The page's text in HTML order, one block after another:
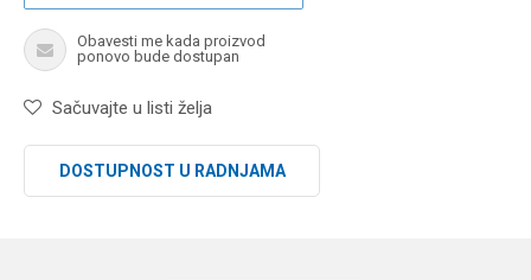
Obavesti me kada proizvod
ponovo bude dostupan
Sačuvajte u listi želja
DOSTUPNOST U RADNJAMA